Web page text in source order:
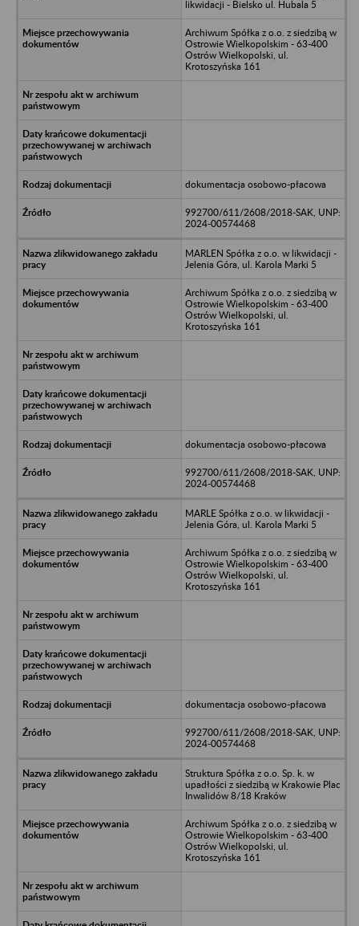
likwidacji - Bielsko ul. Hubala 5
Archiwum Spółka z o.o. z siedzibą w
Ostrowie Wielkopolskim - 63-400
Ostrów Wielkopolski, ul.
Krotoszyńska 161
dokumentacja osobowo-płacowa
992700/611/2608/2018-SAK, UNP:
2024-00574468
MARLEN Spółka z o.o. w likwidacji -
Jelenia Góra, ul. Karola Marki 5
Archiwum Spółka z o.o. z siedzibą w
Ostrowie Wielkopolskim - 63-400
Ostrów Wielkopolski, ul.
Krotoszyńska 161
dokumentacja osobowo-płacowa
992700/611/2608/2018-SAK, UNP:
2024-00574468
MARLE Spółka z o.o. w likwidacji -
Jelenia Góra, ul. Karola Marki 5
Archiwum Spółka z o.o. z siedzibą w
Ostrowie Wielkopolskim - 63-400
Ostrów Wielkopolski, ul.
Krotoszyńska 161
dokumentacja osobowo-płacowa
992700/611/2608/2018-SAK, UNP:
2024-00574468
Struktura Spółka z o.o. Sp. k. w
upadłości z siedzibą w Krakowie Plac
Inwalidów 8/18 Kraków
Archiwum Spółka z o.o. z siedzibą w
Ostrowie Wielkopolskim - 63-400
Ostrów Wielkopolski, ul.
Krotoszyńska 161